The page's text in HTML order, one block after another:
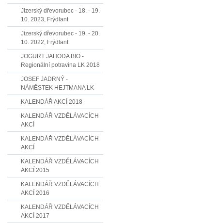
Jizerský dřevorubec - 18. - 19.
10. 2023, Frýdlant
Jizerský dřevorubec - 19. - 20.
10. 2022, Frýdlant
JOGURT JAHODA BIO -
Regionální potravina LK 2018
JOSEF JADRNÝ -
NÁMĚSTEK HEJTMANA LK
KALENDÁŘ AKCÍ 2018
KALENDÁŘ VZDĚLÁVACÍCH
AKCÍ
KALENDÁŘ VZDĚLÁVACÍCH
AKCÍ
KALENDÁŘ VZDĚLÁVACÍCH
AKCÍ 2015
KALENDÁŘ VZDĚLÁVACÍCH
AKCÍ 2016
KALENDÁŘ VZDĚLÁVACÍCH
AKCÍ 2017